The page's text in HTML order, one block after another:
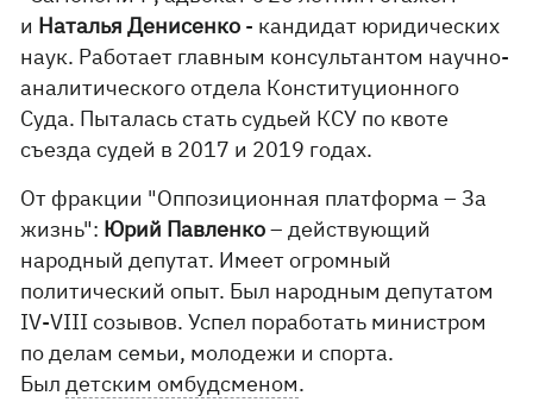
и Наталья Денисенко - кандидат юридических
наук. Работает главным консультантом научно-
аналитического отдела Конституционного
Суда. Пыталась стать судьей КСУ по квоте
съезда судей в 2017 и 2019 годах.
От фракции "Оппозиционная платформа – За
жизнь": Юрий Павленко– действующий
народный депутат. Имеет огромный
политический опыт. Был народным депутатом
IV-VIII созывов. Успел поработать министром
по делам семьи, молодежи и спорта.
Былдетским омбудсменом.